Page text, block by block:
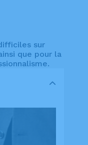
sur
que pour la